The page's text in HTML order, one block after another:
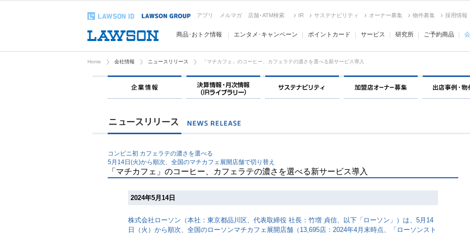
アプリ メルマガ 店舗･ATM検索 IR サステナビリティ オーナー募集 物件募集 採用情報
商品･おトク情報 エンタメ･キャンペーン ポイントカード サービス 研究所 ご予約商品
Home 会社情報 ニュースリリース 「マチカフェ」のコーヒー、カフェラテの濃さを選べる新サービス導入
企業情報
コンビニ初 カフェラテの濃さを選べる
5月14日(火)から順次、全国のマチカフェ展開店舗で切り替え
「マチカフェ」のコーヒー、カフェラテの濃さを選べる新サービス導入
2024年5月14日
株式会社ローソン（本社：東京都品川区、代表取締役 社長：竹増 貞信、以下「ローソン」）は、5月14
日（火）から順次、全国のローソンマチカフェ展開店舗（13,695店：2024年4月末時点、「ローソンスト